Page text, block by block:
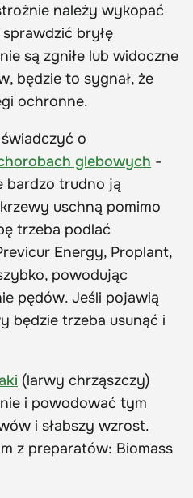
należy wykopać
bryłę
są zgniłe lub widoczne
będzie to sygnał, że
ochronne.
o
glebowych -
bardzo trudno ją
uschną pomimo
trzeba podlać
Energy, Proplant,
powodując
pędów. Jeśli pojawią
będzie trzeba usunąć i
(larwy chrząszczy)
i powodować tym
i słabszy wzrost.
z preparatów: Biomass